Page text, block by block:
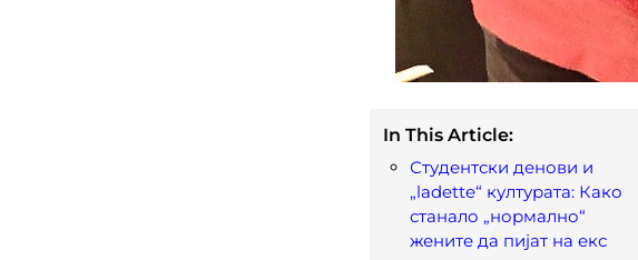
In This Article:
Студентски денови и
„ladette“ културата: Како
станало „нормално“
жените да пијат на екс